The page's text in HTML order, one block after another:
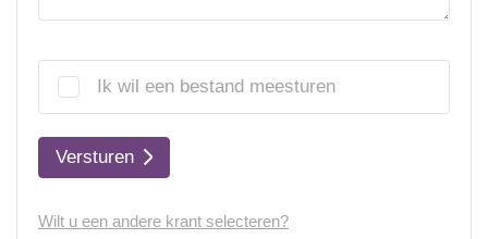
Ik wil een bestand meesturen
Versturen
Wilt u een andere krant selecteren?